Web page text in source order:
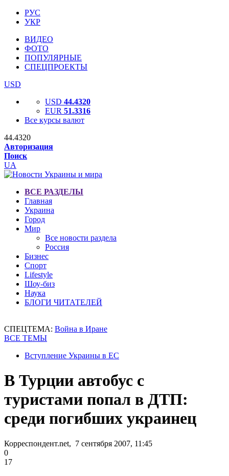
РУС
УКР
ВИДЕО
ФОТО
ПОПУЛЯРНЫЕ
СПЕЦПРОЕКТЫ
USD
USD 44.4320
EUR 51.3316
Все курсы валют
44.4320
Авторизация
Поиск
UA
ВСЕ РАЗДЕЛЫ
Главная
Украина
Город
Мир
Все новости раздела
Россия
Бизнес
Спорт
Lifestyle
Шоу-биз
Наука
БЛОГИ ЧИТАТЕЛЕЙ
СПЕЦТЕМА: Война в Иране
ВСЕ ТЕМЫ
Вступление Украины в ЕС
В Турции автобус с
туристами попал в ДТП:
среди погибших украинец
Корреспондент.net, 7 сентября 2007, 11:45
0
17